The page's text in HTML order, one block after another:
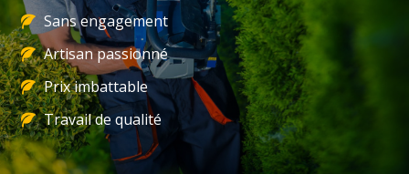
Sans engagement
Artisan passionné
Prix imbattable
Travail de qualité